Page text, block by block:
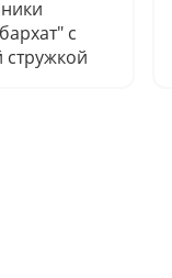
с
стружкой